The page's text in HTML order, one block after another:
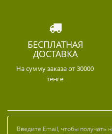
БЕСПЛАТНАЯ
ДОСТАВКА
На сумму заказа от 30000
тенге